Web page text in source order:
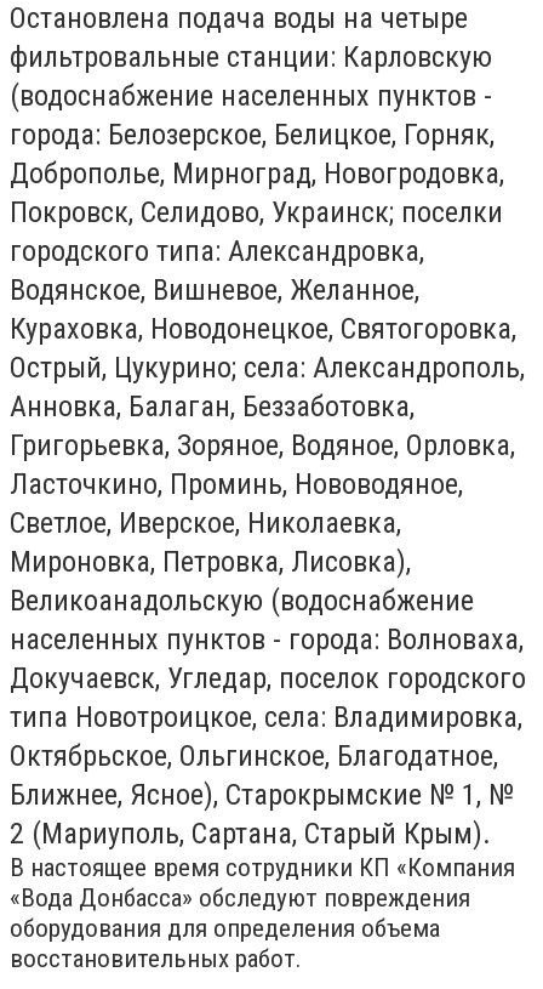
Остановлена подача воды на четыре
фильтровальные станции: Карловскую
(водоснабжение населенных пунктов -
города: Белозерское, Белицкое, Горняк,
Доброполье, Мирноград, Новогродовка,
Покровск, Селидово, Украинск; поселки
городского типа: Александровка,
Водянское, Вишневое, Желанное,
Кураховка, Новодонецкое, Святогоровка,
Острый, Цукурино; села: Александрополь,
Анновка, Балаган, Беззаботовка,
Григорьевка, Зоряное, Водяное, Орловка,
Ласточкино, Проминь, Нововодяное,
Светлое, Иверское, Николаевка,
Мироновка, Петровка, Лисовка),
Великоанадольскую (водоснабжение
населенных пунктов - города: Волноваха,
Докучаевск, Угледар, поселок городского
типа Новотроицкое, села: Владимировка,
Октябрьское, Ольгинское, Благодатное,
Ближнее, Ясное), Старокрымские № 1, №
2 (Мариуполь, Сартана, Старый Крым).
В настоящее время сотрудники КП «Компания
«Вода Донбасса» обследуют повреждения
оборудования для определения объема
восстановительных работ.